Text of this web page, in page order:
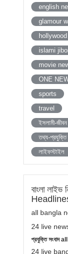
english
glamour
hollywood
islami
movie
ONE
sports
travel
ইসলামী-জীবন
তথ্য-প্রযুক্তি
লাইফস্টাইল
বাংলা
all bangla
24 live
প্রযুক্তি
24 live